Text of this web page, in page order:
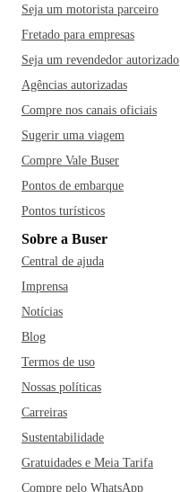
Seja um motorista parceiro
Fretado para empresas
Seja um revendedor autorizado
Agências autorizadas
Compre nos canais oficiais
Sugerir uma viagem
Compre Vale Buser
Pontos de embarque
Pontos turísticos
Sobre a Buser
Central de ajuda
Imprensa
Notícias
Blog
Termos de uso
Nossas políticas
Carreiras
Sustentabilidade
Gratuidades e Meia Tarifa
Compre pelo WhatsApp